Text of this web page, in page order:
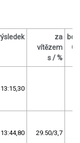
za
vítězem
s / %
13:15,30
13:44,80 29.50/3,7